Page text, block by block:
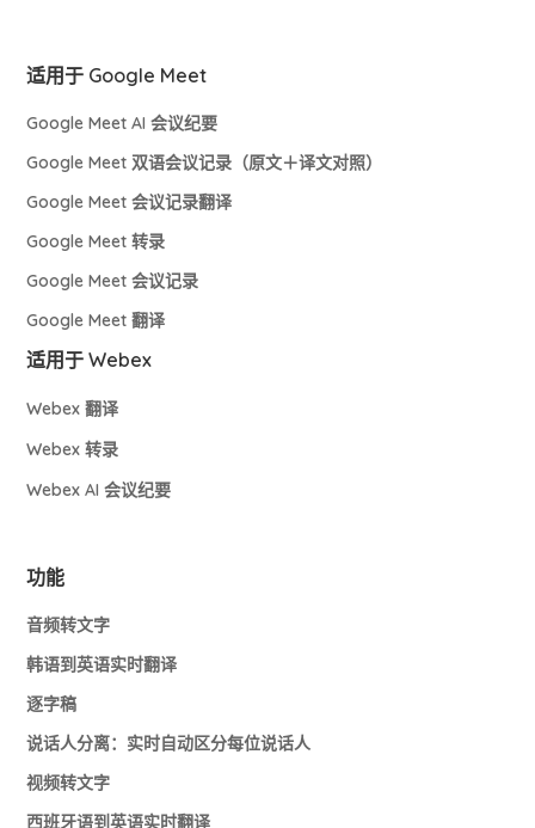
适用于 Google Meet
Google Meet AI 会议纪要
Google Meet 双语会议记录（原文＋译文对照）
Google Meet 会议记录翻译
Google Meet 转录
Google Meet 会议记录
Google Meet 翻译
适用于 Webex
Webex 翻译
Webex 转录
Webex AI 会议纪要
功能
音频转文字
韩语到英语实时翻译
逐字稿
说话人分离：实时自动区分每位说话人
视频转文字
西班牙语到英语实时翻译